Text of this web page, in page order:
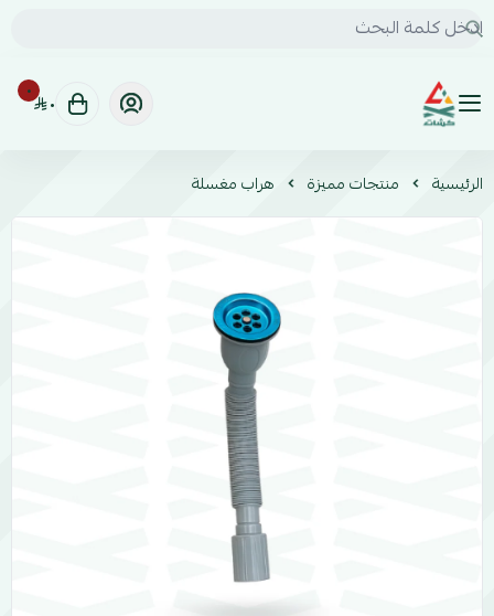
كشات | KSHAT للخدمات السيارات البرية
٠ ٠
الرئيسية منتجات مميزة هراب مغسلة